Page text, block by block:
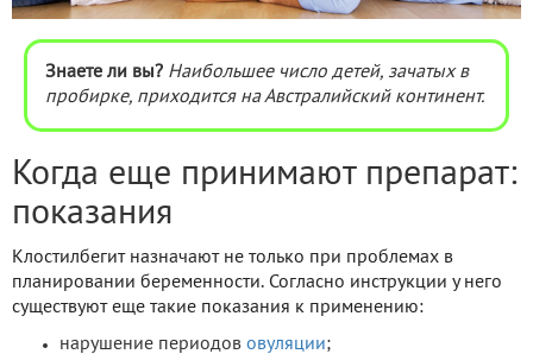
Знаете ли вы? Наибольшее число детей, зачатых в
пробирке, приходится на Австралийский континент.
Когда еще принимают препарат:
показания
Клостилбегит назначают не только при проблемах в
планировании беременности. Согласно инструкции у него
существуют еще такие показания к применению:
нарушение периодов овуляции;